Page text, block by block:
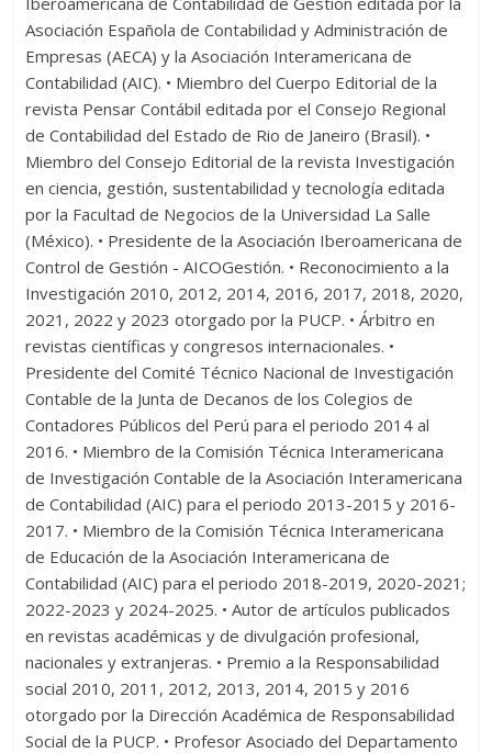
Asociación Española de Contabilidad y Administración de
Empresas (AECA) y la Asociación Interamericana de
Contabilidad (AIC). • Miembro del Cuerpo Editorial de la
revista Pensar Contábil editada por el Consejo Regional
de Contabilidad del Estado de Rio de Janeiro (Brasil). •
Miembro del Consejo Editorial de la revista Investigación
en ciencia, gestión, sustentabilidad y tecnología editada
por la Facultad de Negocios de la Universidad La Salle
(México). • Presidente de la Asociación Iberoamericana de
Control de Gestión - AICOGestión. • Reconocimiento a la
Investigación 2010, 2012, 2014, 2016, 2017, 2018, 2020,
2021, 2022 y 2023 otorgado por la PUCP. • Árbitro en
revistas científicas y congresos internacionales. •
Presidente del Comité Técnico Nacional de Investigación
Contable de la Junta de Decanos de los Colegios de
Contadores Públicos del Perú para el periodo 2014 al
2016. • Miembro de la Comisión Técnica Interamericana
de Investigación Contable de la Asociación Interamericana
de Contabilidad (AIC) para el periodo 2013-2015 y 2016-
2017. • Miembro de la Comisión Técnica Interamericana
de Educación de la Asociación Interamericana de
Contabilidad (AIC) para el periodo 2018-2019, 2020-2021;
2022-2023 y 2024-2025. • Autor de artículos publicados
en revistas académicas y de divulgación profesional,
nacionales y extranjeras. • Premio a la Responsabilidad
social 2010, 2011, 2012, 2013, 2014, 2015 y 2016
otorgado por la Dirección Académica de Responsabilidad
Social de la PUCP. • Profesor Asociado del Departamento